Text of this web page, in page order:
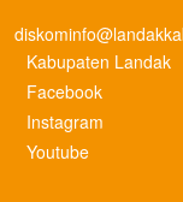
Kabupaten Landak
Facebook
Instagram
Youtube